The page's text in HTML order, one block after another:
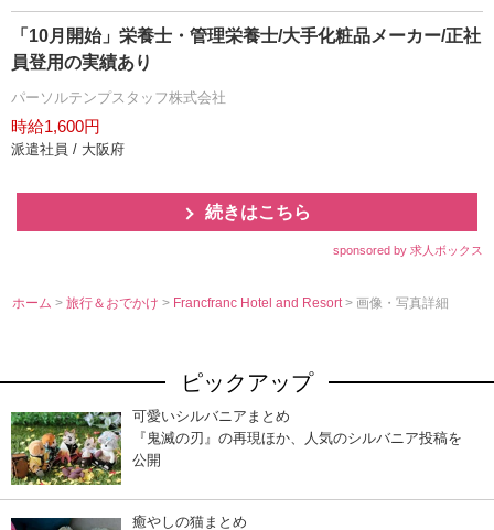
「10月開始」栄養士・管理栄養士/大手化粧品メーカー/正社
員登用の実績あり
パーソルテンプスタッフ株式会社
時給1,600円
派遣社員 / 大阪府
続きはこちら
sponsored by 求人ボックス
ホーム >旅行＆おでかけ> Francfranc Hotel and Resort> 画像・写真詳細
ピックアップ
可愛いシルバニアまとめ
『鬼滅の刃』の再現ほか、人気のシルバニア投稿を
公開
癒やしの猫まとめ